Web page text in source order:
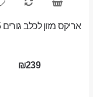
אריקס מזון לכלב גורים 15 ק"ג
₪239